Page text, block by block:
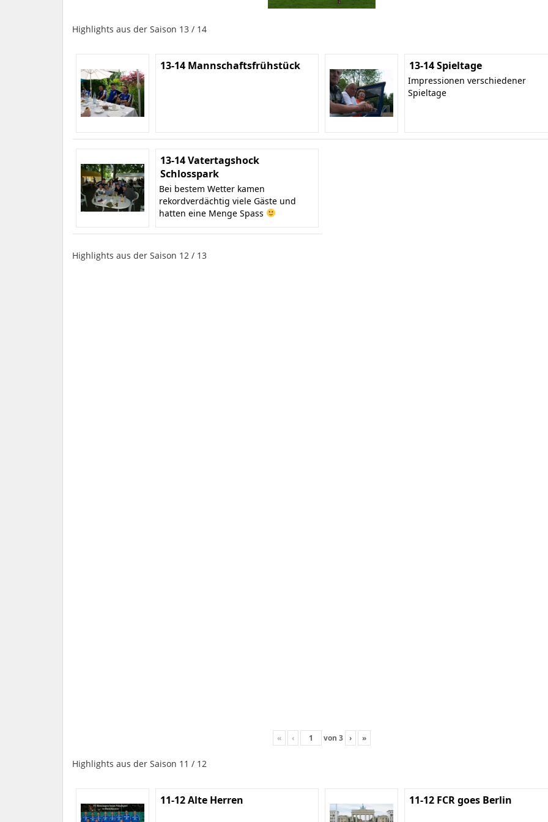
Highlights aus der Saison 13 / 14
13-14 Mannschaftsfrühstück 13-14 Spieltage
Impressionen verschiedener
Spieltage
13-14 Vatertagshock
Schlosspark
Bei bestem Wetter kamen
rekordverdächtig viele Gäste und
hatten eine Menge Spass
Highlights aus der Saison 12 / 13
« ‹ von 3 › »
Highlights aus der Saison 11 / 12
11-12 Alte Herren 11-12 FCR goes Berlin